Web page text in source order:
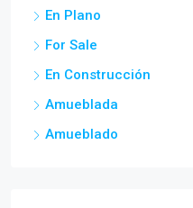
En Plano
For Sale
En Construcción
Amueblada
Amueblado